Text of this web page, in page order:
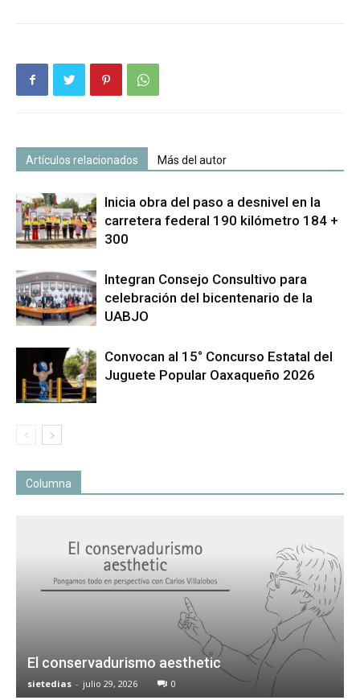
Artículos relacionados Más del autor
Inicia obra del paso a desnivel en la
carretera federal 190 kilómetro 184 +
300
Integran Consejo Consultivo para
celebración del bicentenario de la
UABJO
Convocan al 15° Concurso Estatal del
Juguete Popular Oaxaqueño 2026
Columna
El conservadurismo aesthetic
sietedias - julio 29, 2026 0